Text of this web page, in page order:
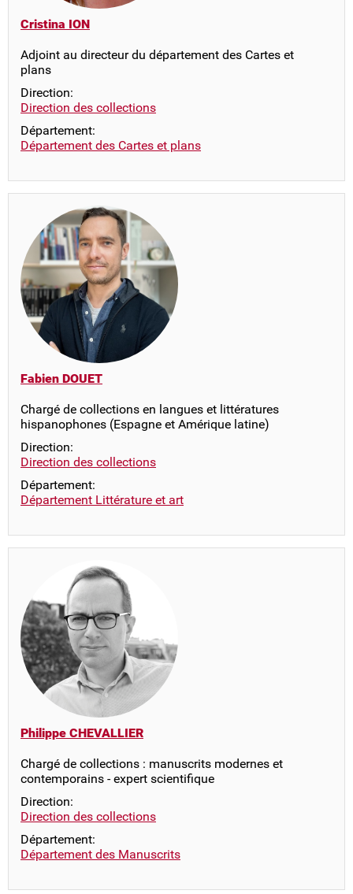
Cristina ION
Adjoint au directeur du département des Cartes et
plans
Direction:
Direction des collections
Département:
Département des Cartes et plans
Fabien DOUET
Chargé de collections en langues et littératures
hispanophones (Espagne et Amérique latine)
Direction:
Direction des collections
Département:
Département Littérature et art
Philippe CHEVALLIER
Chargé de collections : manuscrits modernes et
contemporains - expert scientifique
Direction:
Direction des collections
Département:
Département des Manuscrits